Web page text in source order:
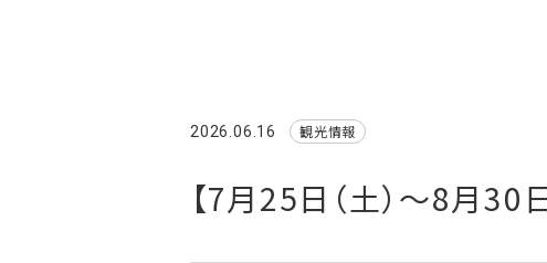
2026.06.16 観光情報
【7月25日（土）～8月30